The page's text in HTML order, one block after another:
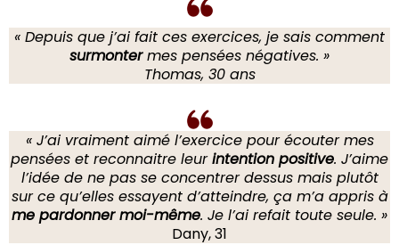
« Depuis que j’ai fait ces exercices, je sais comment
surmontermes pensées négatives. »
Thomas, 30 ans
« J’ai vraiment aimé l’exercice pour écouter mes
pensées et reconnaitre leurintention positive. J’aime
l’idée de ne pas se concentrer dessus mais plutôt
sur ce qu’elles essayent d’atteindre, ça m’a appris à
me pardonner moi-même. Je l’ai refait toute seule. »
Dany, 31